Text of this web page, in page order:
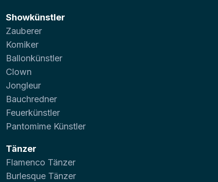
Showkünstler
Zauberer
Komiker
Ballonkünstler
Clown
Jongleur
Bauchredner
Feuerkünstler
Pantomime Künstler
Tänzer
Flamenco Tänzer
Burlesque Tänzer